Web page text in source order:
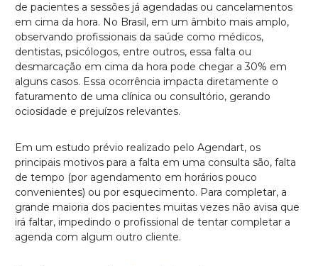
de pacientes a sessões já agendadas ou cancelamentos
em cima da hora. No Brasil, em um âmbito mais amplo,
observando profissionais da saúde como médicos,
dentistas, psicólogos, entre outros, essa falta ou
desmarcação em cima da hora pode chegar a 30% em
alguns casos. Essa ocorrência impacta diretamente o
faturamento de uma clínica ou consultório, gerando
ociosidade e prejuízos relevantes.
Em um estudo prévio realizado pelo Agendart, os
principais motivos para a falta em uma consulta são, falta
de tempo (por agendamento em horários pouco
convenientes) ou por esquecimento. Para completar, a
grande maioria dos pacientes muitas vezes não avisa que
irá faltar, impedindo o profissional de tentar completar a
agenda com algum outro cliente.